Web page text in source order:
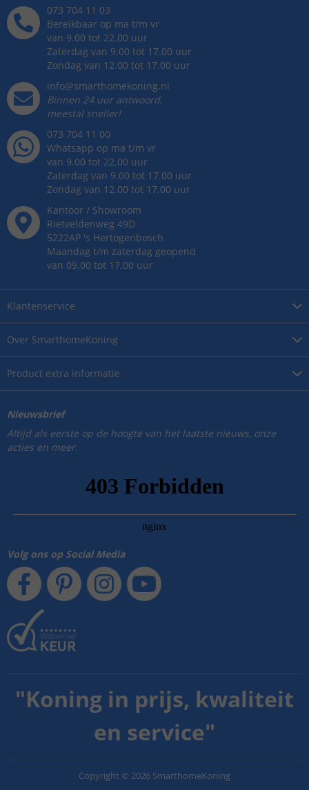
Over SmarthomeKoning
Product extra informatie
Klantenservice
073 704 11 03
Bereikbaar op ma t/m vr
van 9.00 tot 22.00 uur
Zaterdag van 9.00 tot 17.00 uur
Zondag van 12.00 tot 17.00 uur
info@smarthomekoning.nl
Binnen 24 uur antwoord,
meestal sneller!
073 704 11 00
Whatsapp op ma t/m vr
van 9.00 tot 22.00 uur
Zaterdag van 9.00 tot 17.00 uur
Zondag van 12.00 tot 17.00 uur
Kantoor / Showroom
Rietveldenweg 49D
5222AP 's Hertogenbosch
Maandag t/m zaterdag geopend
van 09.00 tot 17.00 uur
Nieuwsbrief
Altijd als eerste op de hoogte van het laatste nieuws, onze
acties en meer.
Volg ons op Social Media
"Koning in prijs, kwaliteit
en service"
Copyright © 2026 SmarthomeKoning